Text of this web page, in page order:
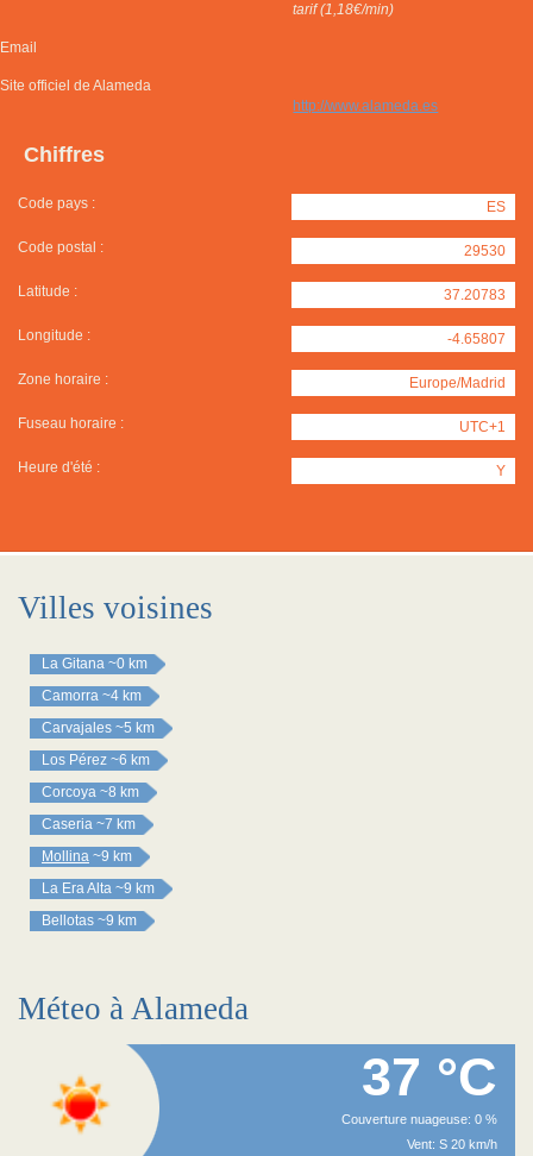
tarif (1,18€/min)
Email
Site officiel de Alameda
http://www.alameda.es
Chiffres
Code pays : ES
Code postal : 29530
Latitude : 37.20783
Longitude : -4.65807
Zone horaire : Europe/Madrid
Fuseau horaire : UTC+1
Heure d'été : Y
Villes voisines
La Gitana ~0 km
Camorra ~4 km
Carvajales ~5 km
Los Pérez ~6 km
Corcoya ~8 km
Caseria ~7 km
Mollina ~9 km
La Era Alta ~9 km
Bellotas ~9 km
Méteo à Alameda
37 °C
Couverture nuageuse: 0 %
Vent: S 20 km/h